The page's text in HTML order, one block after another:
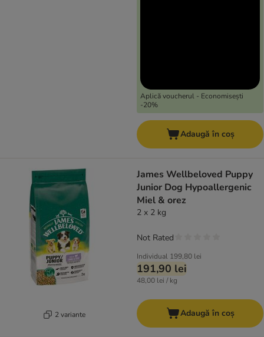
Aplică voucherul - Economisești
-20%
Adaugă în coș
2 variante
James Wellbeloved Puppy
Junior Dog Hypoallergenic
Miel & orez
2 x 2 kg
Individual 199,80 lei
191,90 lei
48,00 lei / kg
Not Rated
Adaugă în coș